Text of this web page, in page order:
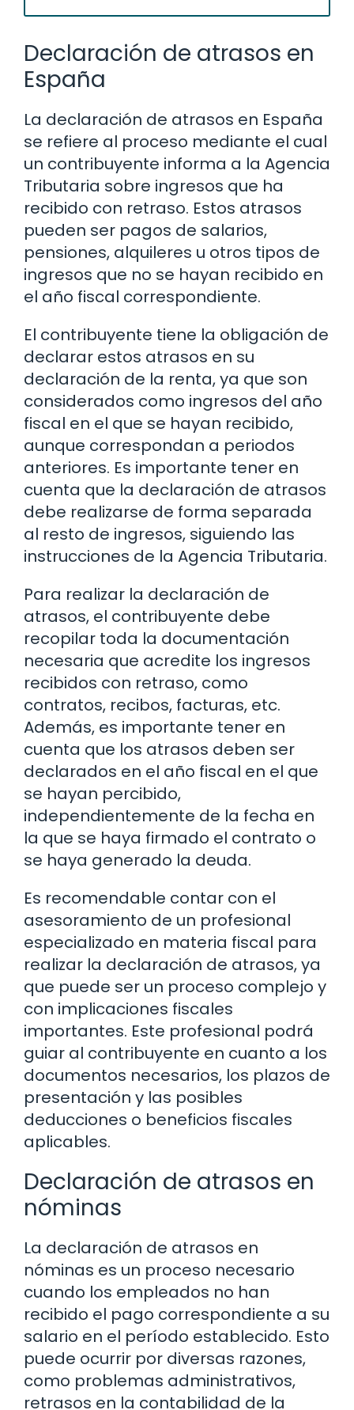
Declaración de atrasos en
España
La declaración de atrasos en España
se refiere al proceso mediante el cual
un contribuyente informa a la Agencia
Tributaria sobre ingresos que ha
recibido con retraso. Estos atrasos
pueden ser pagos de salarios,
pensiones, alquileres u otros tipos de
ingresos que no se hayan recibido en
el año fiscal correspondiente.
El contribuyente tiene la obligación de
declarar estos atrasos en su
declaración de la renta, ya que son
considerados como ingresos del año
fiscal en el que se hayan recibido,
aunque correspondan a periodos
anteriores. Es importante tener en
cuenta que la declaración de atrasos
debe realizarse de forma separada
al resto de ingresos, siguiendo las
instrucciones de la Agencia Tributaria.
Para realizar la declaración de
atrasos, el contribuyente debe
recopilar toda la documentación
necesaria que acredite los ingresos
recibidos con retraso, como
contratos, recibos, facturas, etc.
Además, es importante tener en
cuenta que los atrasos deben ser
declarados en el año fiscal en el que
se hayan percibido,
independientemente de la fecha en
la que se haya firmado el contrato o
se haya generado la deuda.
Es recomendable contar con el
asesoramiento de un profesional
especializado en materia fiscal para
realizar la declaración de atrasos, ya
que puede ser un proceso complejo y
con implicaciones fiscales
importantes. Este profesional podrá
guiar al contribuyente en cuanto a los
documentos necesarios, los plazos de
presentación y las posibles
deducciones o beneficios fiscales
aplicables.
Declaración de atrasos en
nóminas
La declaración de atrasos en
nóminas es un proceso necesario
cuando los empleados no han
recibido el pago correspondiente a su
salario en el período establecido. Esto
puede ocurrir por diversas razones,
como problemas administrativos,
retrasos en la contabilidad de la